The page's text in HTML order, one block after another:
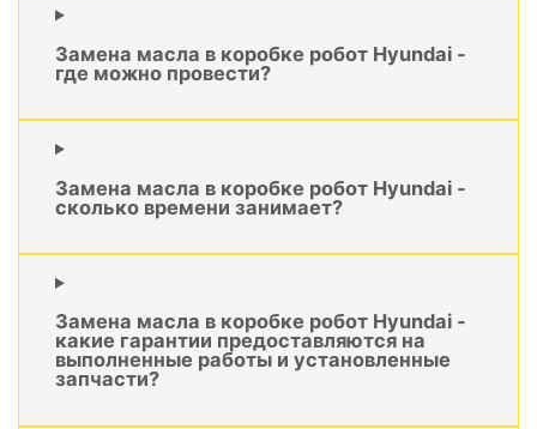
Замена масла в коробке робот Hyundai -
где можно провести?
Замена масла в коробке робот Hyundai -
сколько времени занимает?
Замена масла в коробке робот Hyundai -
какие гарантии предоставляются на
выполненные работы и установленные
запчасти?